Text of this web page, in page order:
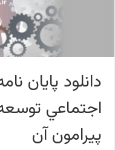
دانلود پایان
اجتماعي
پيرامون آن